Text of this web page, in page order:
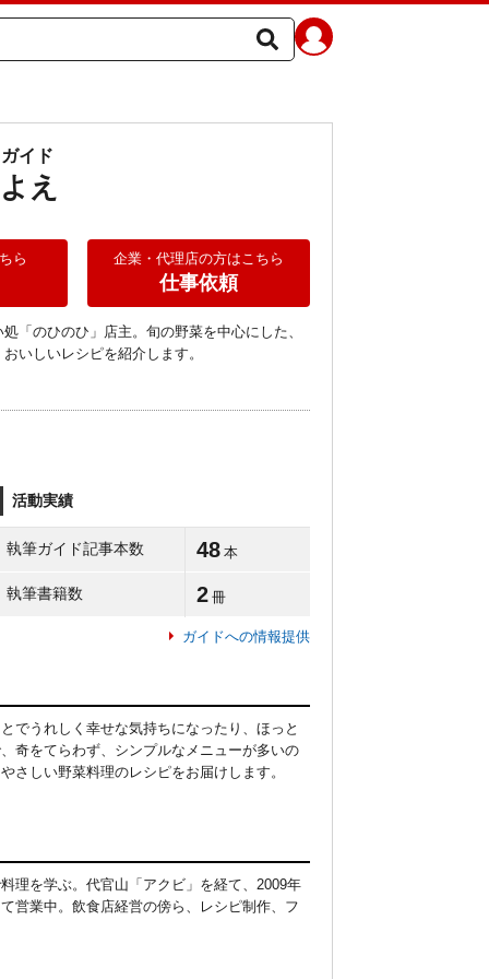
ガイド
え
ら 企業・代理店の方はこちら
仕事依頼
「のひのひ」店主。旬の野菜を中心にした、
いしいレシピを紹介します。
活動実績
執筆ガイド記事本数 48 本
執筆書籍数 2 冊
ガイドへの情報提供
でうれしく幸せな気持ちになったり、ほっと
奇をてらわず、シンプルなメニューが多いの
さしい野菜料理のレシピをお届けします。
理を学ぶ。代官山「アクビ」を経て、2009年
営業中。飲食店経営の傍ら、レシピ制作、フ